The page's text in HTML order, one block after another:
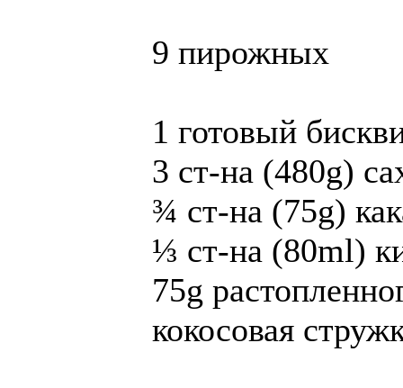
9 пирожных
1 готовый
3 ст-на (480g)
¾ ст-на (75g)
⅓ ст-на (80ml)
75g
кокосовая